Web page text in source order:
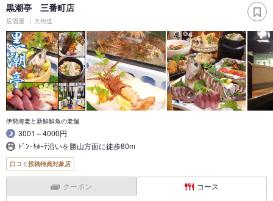
黒潮亭 三番町店
居酒屋 大街道
伊勢海老と新鮮鮮魚の老舗
3001～4000円
ﾄﾞﾝ･ｷﾎｰﾃ沿いを勝山方面に徒歩80m
口コミ投稿特典対象店
クーポン コース